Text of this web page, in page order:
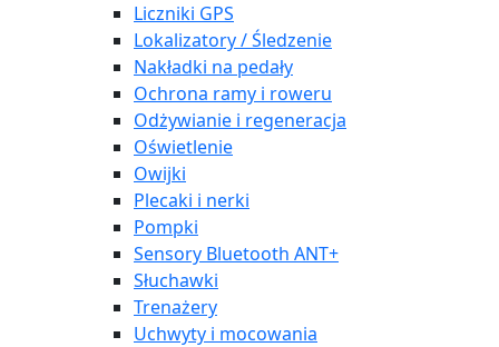
Liczniki GPS
Lokalizatory / Śledzenie
Nakładki na pedały
Ochrona ramy i roweru
Odżywianie i regeneracja
Oświetlenie
Owijki
Plecaki i nerki
Pompki
Sensory Bluetooth ANT+
Słuchawki
Trenażery
Uchwyty i mocowania